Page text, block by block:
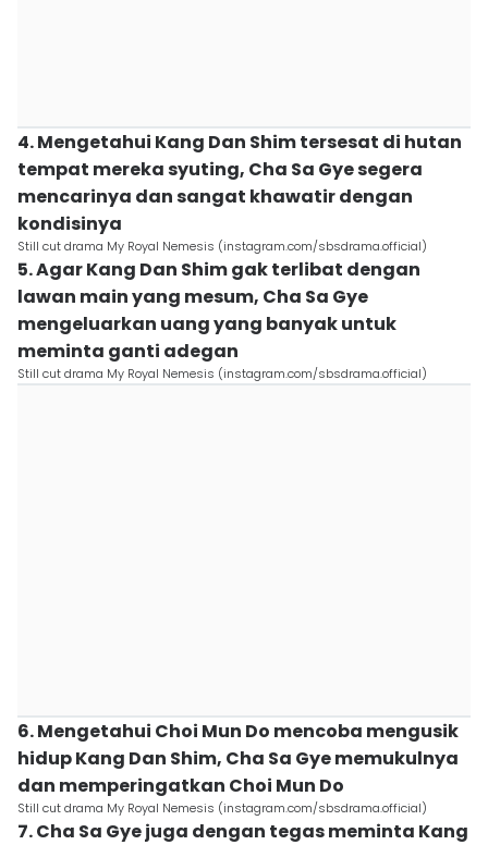
4. Mengetahui Kang Dan Shim tersesat di hutan
tempat mereka syuting, Cha Sa Gye segera
mencarinya dan sangat khawatir dengan
kondisinya
Still cut drama My Royal Nemesis (instagram.com/sbsdrama.official)
5. Agar Kang Dan Shim gak terlibat dengan
lawan main yang mesum, Cha Sa Gye
mengeluarkan uang yang banyak untuk
meminta ganti adegan
Still cut drama My Royal Nemesis (instagram.com/sbsdrama.official)
6. Mengetahui Choi Mun Do mencoba mengusik
hidup Kang Dan Shim, Cha Sa Gye memukulnya
dan memperingatkan Choi Mun Do
Still cut drama My Royal Nemesis (instagram.com/sbsdrama.official)
7. Cha Sa Gye juga dengan tegas meminta Kang